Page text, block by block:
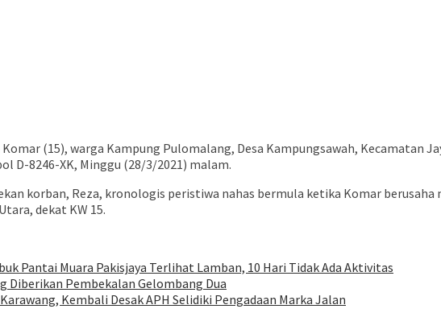
(15), warga Kampung Pulomalang, Desa Kampungsawah, Kecamatan
D-8246-XK, Minggu (28/3/2021) malam.
korban, Reza, kronologis peristiwa nahas bermula ketika Komar
dekat KW 15.
Pantai Muara Pakisjaya Terlihat Lamban, 10 Hari Tidak Ada Aktivitas
Diberikan Pembekalan Gelombang Dua
Kembali Desak APH Selidiki Pengadaan Marka Jalan